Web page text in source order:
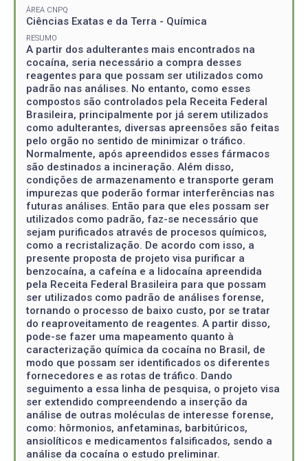
ÁREA CNPQ
Ciências Exatas e da Terra - Química
RESUMO
A partir dos adulterantes mais encontrados na
cocaína, seria necessário a compra desses
reagentes para que possam ser utilizados como
padrão nas análises. No entanto, como esses
compostos são controlados pela Receita Federal
Brasileira, principalmente por já serem utilizados
como adulterantes, diversas apreensões são feitas
pelo orgão no sentido de minimizar o tráfico.
Normalmente, após apreendidos esses fármacos
são destinados a incineração. Além disso,
condições de armazenamento e transporte geram
impurezas que poderão formar interferências nas
futuras análises. Então para que eles possam ser
utilizados como padrão, faz-se necessário que
sejam purificados através de procesos químicos,
como a recristalização. De acordo com isso, a
presente proposta de projeto visa purificar a
benzocaína, a cafeína e a lidocaína apreendida
pela Receita Federal Brasileira para que possam
ser utilizados como padrão de análises forense,
tornando o processo de baixo custo, por se tratar
do reaproveitamento de reagentes. A partir disso,
pode-se fazer uma mapeamento quanto à
caracterização química da cocaína no Brasil, de
modo que possam ser identificados os diferentes
fornecedores e as rotas de tráfico. Dando
seguimento a essa linha de pesquisa, o projeto visa
ser extendido compreendendo a inserção da
análise de outras moléculas de interesse forense,
como: hôrmonios, anfetaminas, barbitúricos,
ansiolíticos e medicamentos falsificados, sendo a
análise da cocaína o estudo preliminar.